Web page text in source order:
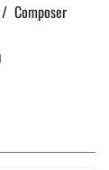
Composer